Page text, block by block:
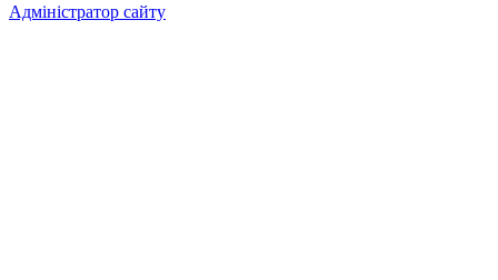
Адміністратор сайту